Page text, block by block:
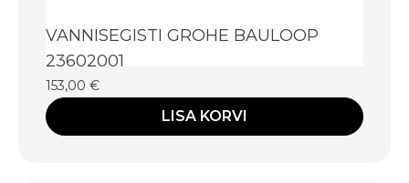
VANNISEGISTI GROHE BAULOOP
23602001
153,00 €
LISA KORVI